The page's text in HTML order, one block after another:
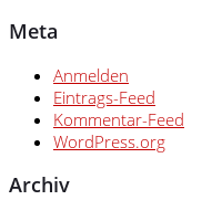
Meta
Anmelden
Eintrags-Feed
Kommentar-Feed
WordPress.org
Archiv